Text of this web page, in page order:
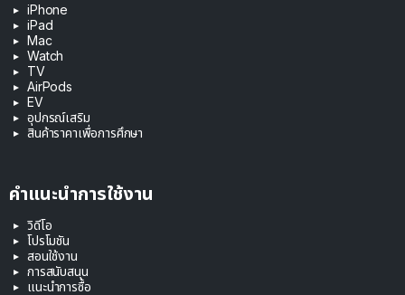
iPhone
iPad
Mac
Watch
TV
AirPods
EV
อุปกรณ์เสริม
สินค้าราคาเพื่อการศึกษา
คำแนะนำการใช้งาน
วิดีโอ
โปรโมชัน
สอนใช้งาน
การสนับสนุน
แนะนำการซื้อ